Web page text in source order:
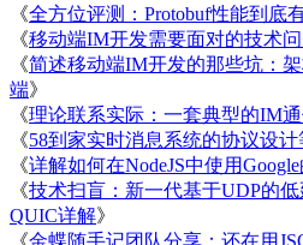
《全方位评测：Protobuf性能到底
《移动端IM开发需要面对的技术问
《简述移动端IM开发的那些坑：
端》
《理论联系实际：一套典型的IM
《58到家实时消息系统的协议设
《详解如何在NodeJS中使用Google
《技术扫盲：新一代基于UDP的
QUIC详解》
《金蝶随手记团队分享：还在用